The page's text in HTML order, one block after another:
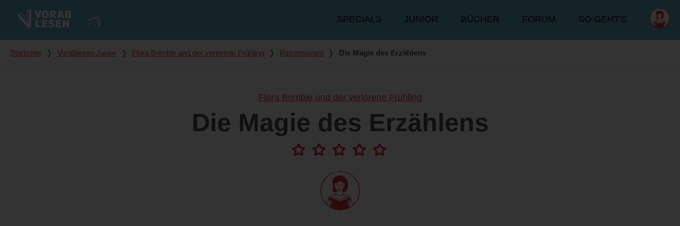
Hauptmenü
SPECIALS JUNIOR BÜCHER FORUM SO GEHT'S
Du bist hier
Startseite ❭ Vorablesen Junior ❭ Flora Brimble und der verlorene Frühling ❭ Rezensionen ❭ Die Magie des Erzählens
Flora Brimble und der verlorene Frühling
Die Magie des Erzählens